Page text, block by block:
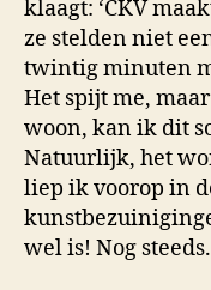
klaagt: ‘CKV
ze stelden niet
twintig minuten
Het spijt me,
woon, kan ik dit
Natuurlijk, het
liep ik voorop in
wel is! Nog steeds.